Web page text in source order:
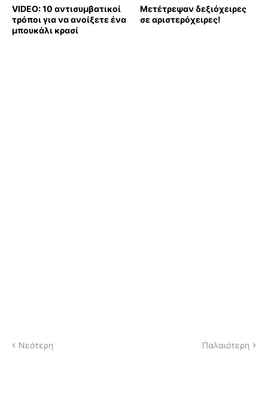
VIDEO: 10 αντισυμβατικοί
τρόποι για να ανοίξετε ένα
μπουκάλι κρασί
Μετέτρεψαν δεξιόχειρες
σε αριστερόχειρες!
Νεότερη Παλαιότερη